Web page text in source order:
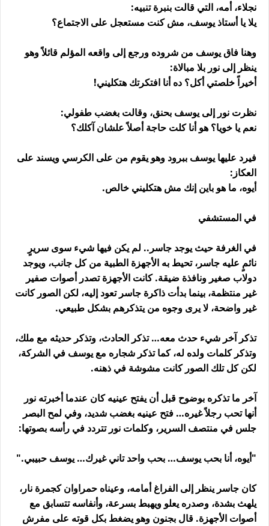
نجلاء، أمه، التي قالت بنبرة تنبيه:
يلا يا أستاذ يوسف، مش كنت مستعجل على الاجتماع؟
وهنا فاق يوسف من شروده ورجع إلى واقعه المؤلم قائلاً وهو
ينظر إلى نور بلا مبالاة:
أخيراً خلصتي أكل؟ ده أنا افتكرتك هتكليني!
نظرت نور إلى يوسف بحنق، وقالت بغضب طفولي:
نعم يا خويا؟ هو أنا كلت حاجة أصلاً علشان آكلك؟
فيرد عليها يوسف ببرود وهو يقوم من على الكرسي ويسند على
العكاز:
أيوه، ما هو باين إنك مش هتكليني خالص.
في المستشفي
في الغرفة حيث يوجد جاسر.. لم يكن فيها شيء سوى سريرٍ
نائمٍ عليه جاسر، تحيط به الأجهزة الطبية من كل جانب، ويوجد
دولاب صغير ونافذة ضيقة. كانت الأجهزة تصدر أصوات صفير
غير منتظمة، بينما بدأت ذاكرة جاسر تعود إليه، لكن الصور كانت
غير واضحة، لا يرى وجوه من يتذكرهم بشكل طبيعي.
تذكر آخر شيء حدث معه… تذكر الحادث، وتذكر حديثه مع ملك،
وتذكر كلمات ولده له، كما تذكر شجاره مع يوسف في الشركة،
لكن كل تلك الصور كانت مشوشة في ذهنه.
آخر ما تذكره بوضوح قبل أن يفتح عينيه كان عندما أخبرته نور
أنها تحب رجلاً غيره… فتح عينيه بغضب شديد، وفي لمح البصر
جلس في منتصف السرير، وكلمات نور تتردد في رأسه بصوتها:
"أيوه، أنا بحب يوسف… بحب واحد تاني غيرك… يوسف حبيبي."
كان جاسر ينظر إلى الفراغ أمامه، وعيناه حمراوان كجمرة نار،
يلهث بشدة، وصدره يعلو ويهبط بسرعة، وأنفاسه تتسابق مع
أصوات الأجهزة. قال بجنون وهو يضغط بكل قوته على مفرش